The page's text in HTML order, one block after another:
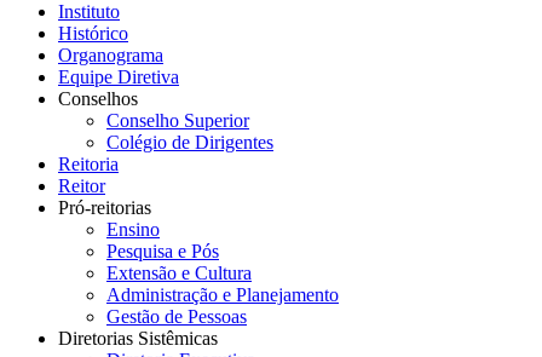
Instituto
Histórico
Organograma
Equipe Diretiva
Conselhos
Conselho Superior
Colégio de Dirigentes
Reitoria
Reitor
Pró-reitorias
Ensino
Pesquisa e Pós
Extensão e Cultura
Administração e Planejamento
Gestão de Pessoas
Diretorias Sistêmicas